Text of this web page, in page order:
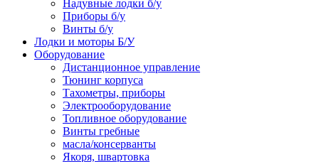
Надувные лодки б/у
Приборы б/у
Винты б/у
Лодки и моторы Б/У
Оборудование
Дистанционное управление
Тюнинг корпуса
Тахометры, приборы
Электрооборудование
Топливное оборудование
Винты гребные
масла/консерванты
Якоря, швартовка